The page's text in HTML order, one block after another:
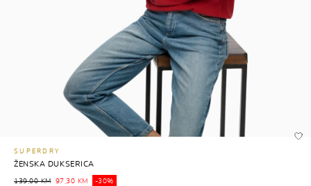
SUPERDRY
ŽENSKA DUKSERICA
139,00 KM 97,30 KM -30%